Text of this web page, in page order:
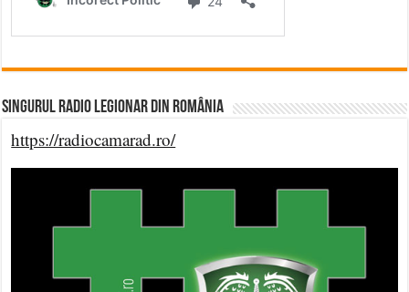
Singurul Radio Legionar din România
https://radiocamarad.ro/